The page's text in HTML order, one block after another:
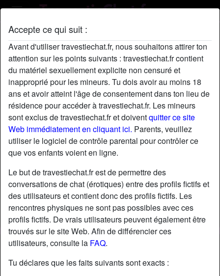
Accepte ce qui suit :
Avant d'utiliser travestiechat.fr, nous souhaitons attirer ton
attention sur les points suivants : travestiechat.fr contient
du matériel sexuellement explicite non censuré et
inapproprié pour les mineurs. Tu dois avoir au moins 18
ans et avoir atteint l'âge de consentement dans ton lieu de
résidence pour accéder à travestiechat.fr. Les mineurs
sont exclus de travestiechat.fr et doiventquitter ce site
Web immédiatement en cliquant ici. Parents, veuillez
utiliser le logiciel de contrôle parental pour contrôler ce
que vos enfants voient en ligne.
Le but de travestiechat.fr est de permettre des
conversations de chat (érotiques) entre des profils fictifs et
des utilisateurs et contient donc des profils fictifs. Les
rencontres physiques ne sont pas possibles avec ces
profils fictifs. De vrais utilisateurs peuvent également être
trouvés sur le site Web. Afin de différencier ces
utilisateurs, consulte la FAQ.
Tu déclares que les faits suivants sont exacts :
Profil de LydieDembélé
starAjouter chatDiscuter !